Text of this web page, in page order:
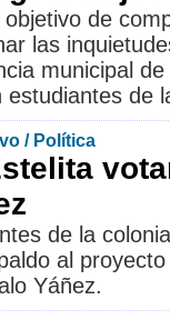
objetivo de
las
municipal
de
/ Política
de la
al
Yáñez.